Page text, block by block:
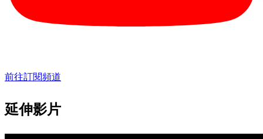
前往訂閱頻道
延伸影片